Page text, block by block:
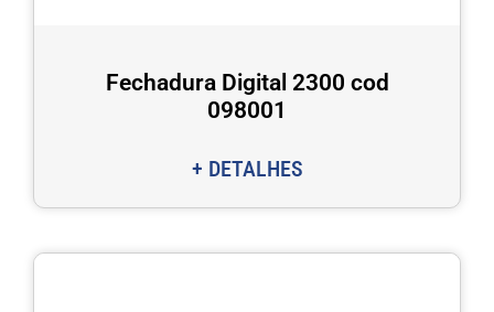
Fechadura Digital 2300 cod
098001
+ DETALHES